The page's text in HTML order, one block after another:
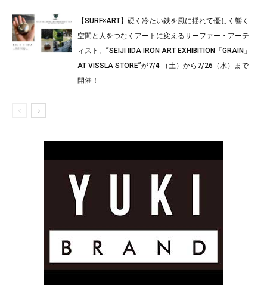
【SURF×ART】硬く冷たい鉄を風に揺れて優しく響く
空間と人をつなくアートに変えるサーファー・アーテ
ィスト。”SEIJI IIDA IRON ART EXHIBITION「GRAIN」
AT VISSLA STORE”が7/4 （土）から7/26（水）まで
開催！